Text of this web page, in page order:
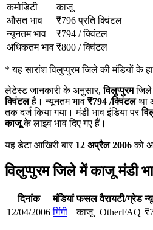
कमोडिटी
काजू
औसत भाव
₹796 प्रति क्विंटल
न्यूनतम भाव
₹794 /क्विंटल
अधिकतम भाव ₹800 /क्विंटल
*यह सारांश विलुप्पुरम जिले की मंडियों के
लेटेस्ट जानकारी के अनुसार,विलुप्पुरम
क्विंटलहै। न्यूनतम भाव ₹794 /क्विंटलथा
तक दर्ज किया गया। मंडी भाव इंडिया पर
काजूके लाइव भाव दिए गए हैं।
यह डेटा आखिरी बार 12 अप्रैल 2006को
विलुप्पुरम जिले में काजू मंडी
दिनांक मंडियां फसल वैरायटी/ग्रेड
12/04/2006 गिंगी काजू OtherFAQ ₹